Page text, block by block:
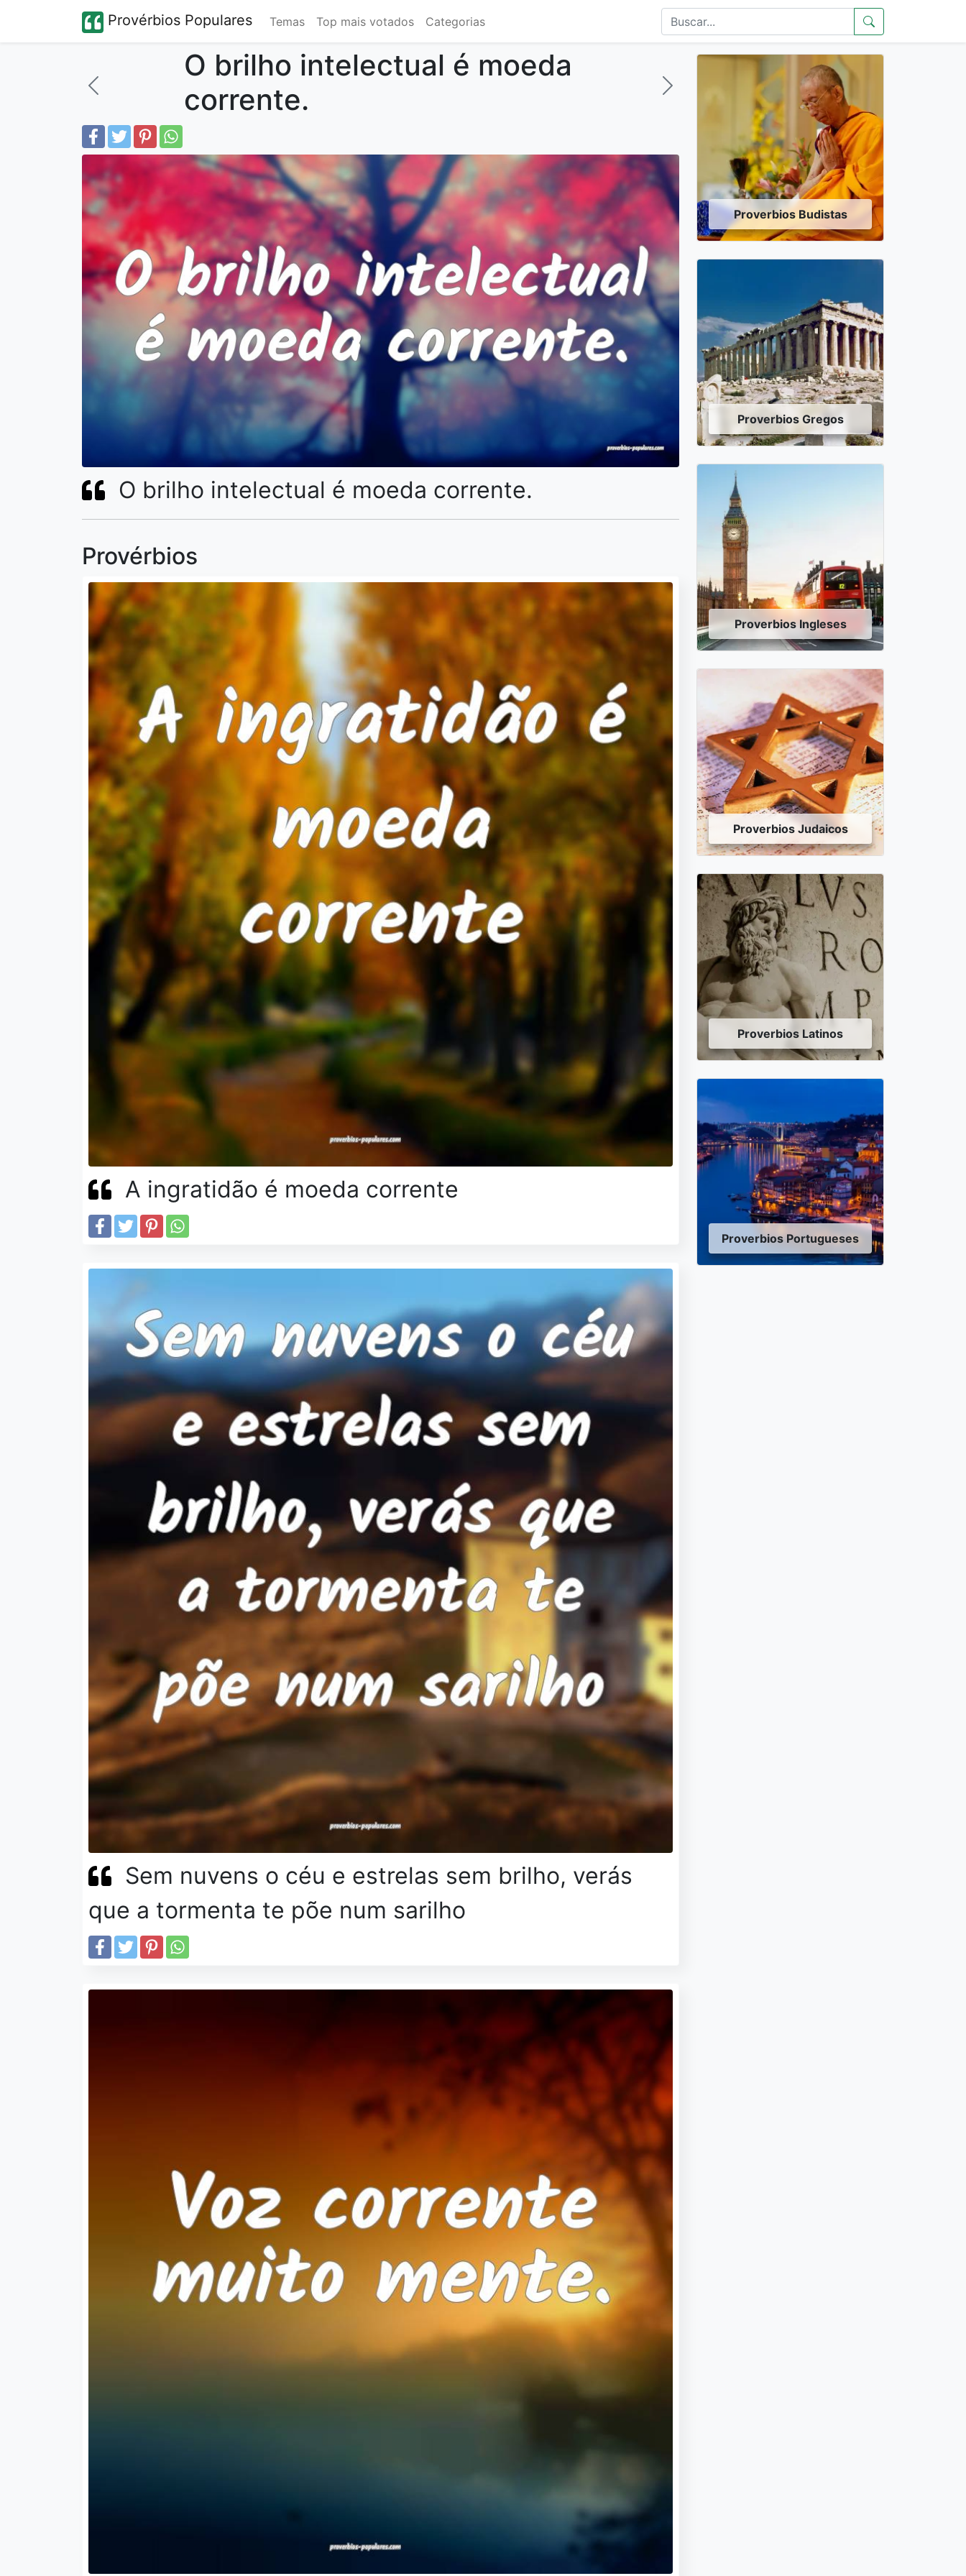
Provérbios Populares Temas Top mais votados Categorias
O brilho intelectual é moeda
corrente.
O brilho intelectual é moeda corrente.
Provérbios
A ingratidão é moeda corrente
Sem nuvens o céu e estrelas sem brilho, verás
que a tormenta te põe num sarilho
Proverbios Budistas
Proverbios Gregos
Proverbios Ingleses
Proverbios Judaicos
Proverbios Latinos
Proverbios Portugueses